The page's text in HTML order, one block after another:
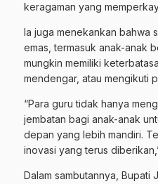
keragaman yang
Ia juga menekankan bahwa
emas, termasuk anak-anak
mungkin memiliki
mendengar, atau mengikuti
“Para guru tidak hanya
jembatan bagi anak-anak
depan yang lebih mandiri.
inovasi yang terus
Dalam sambutannya, Bupati